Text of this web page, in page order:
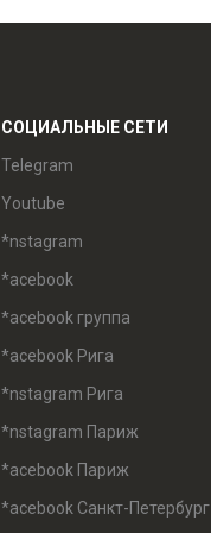
СОЦИАЛЬНЫЕ СЕТИ
Telegram
Youtube
*nstagram
*acebook
*acebook группа
*acebook Рига
*nstagram Рига
*nstagram Париж
*acebook Париж
*acebook Санкт-Петербург